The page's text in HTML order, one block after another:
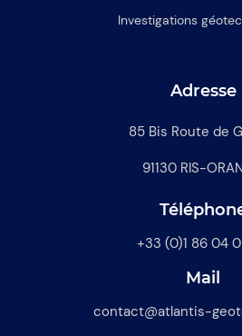
Investigations
Adresse
85 Bis Route de
91130 RIS-
+33 (0)1 86 04
Mail
contact@atlantis-